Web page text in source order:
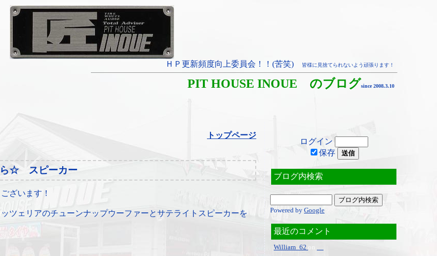
ＨＰ更新頻度向上委員会！！(苦笑) 皆様に見捨てられないよう頑張ります！
PIT HOUSE INOUE のブログsince 2008.3.10
トップページ
☆ スピーカー
ざいます！
ツェリアのチューンナップウーファーとサテライトスピーカーを
ログイン
保存
ブログ内検索
Powered by Google
最近のコメント
William_62 on